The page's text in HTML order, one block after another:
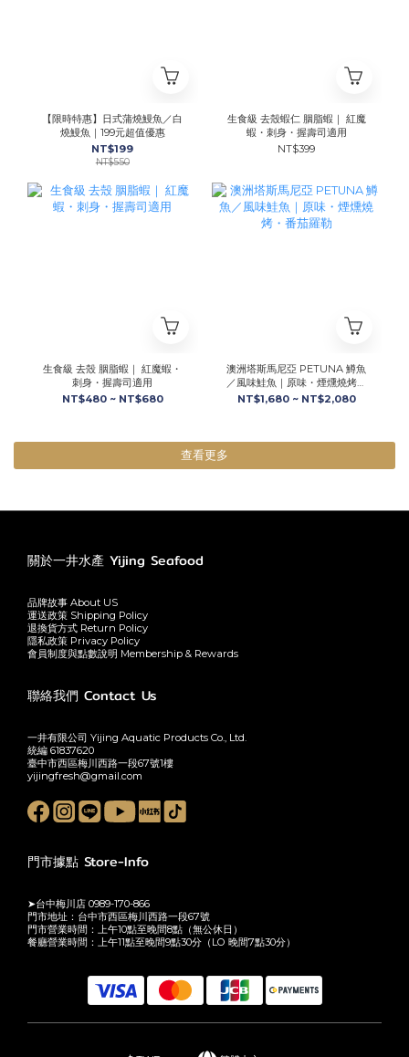
【限時特惠】日式蒲燒鰻魚／白
燒鰻魚｜199元超值優惠
NT$199
NT$550
生食級 去殼蝦仁 胭脂蝦｜ 紅魔
蝦・刺身・握壽司適用
NT$399
生食級 去殼 胭脂蝦｜ 紅魔蝦・
刺身・握壽司適用
NT$480 ~ NT$680
澳洲塔斯馬尼亞 PETUNA 鱒魚
／風味鮭魚｜原味・煙燻燒烤・
番茄羅勒
NT$1,680 ~ NT$2,080
查看更多
關於一井水產 Yijing Seafood
品牌故事 About US
運送政策 Shipping Policy
退換貨方式 Return Policy
隱私政策 Privacy Policy
會員制度與點數說明 Membership & Rewards
聯絡我們 Contact Us
一井有限公司 Yijing Aquatic Products Co., Ltd.
統編 61837620
臺中市西區梅川西路一段67號1樓
yijingfresh@gmail.com
門市據點 Store-Info
➤台中梅川店 0989-170-866
門市地址：台中市西區梅川西路一段67號
門市營業時間：上午10點至晚間8點（無公休日）
餐廳營業時間：上午11點至晚間9點30分（LO 晚間7點30分）